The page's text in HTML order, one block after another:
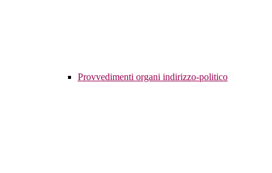
Provvedimenti organi indirizzo-politico